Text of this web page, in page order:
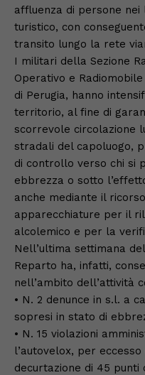
affluenza di persone
turistico, con
transito lungo la rete
I militari della Sezione
Operativo e
di Perugia, hanno
territorio, al fine di
scorrevole circolazione
stradali del capoluogo,
di controllo verso chi si
ebbrezza o sotto
anche mediante il
apparecchiature per il
alcolemico e per la
Nell’ultima settimana
Reparto ha, infatti,
nell’ambito dell’attività
• N. 2 denunce in s.l. a
sopresi in stato di
• N. 15 violazioni
l’autovelox, per
decurtazione di 45